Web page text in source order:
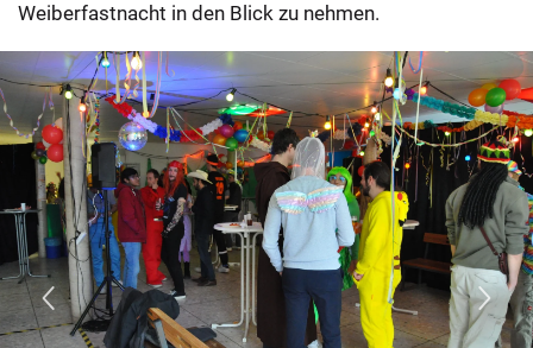
Weiberfastnacht in den Blick zu nehmen.